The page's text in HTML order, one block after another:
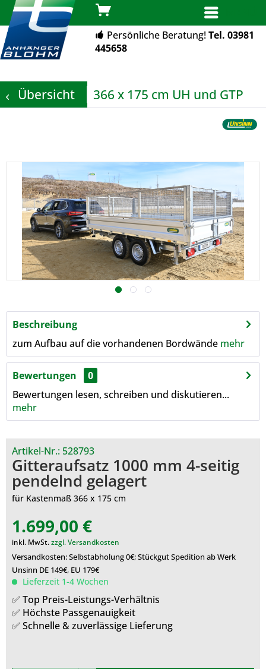
Persönliche Beratung!Tel. 03981
445658
Übersicht 366 x 175 cm UH und GTP
Beschreibung
zum Aufbau auf die vorhandenen Bordwände mehr
Bewertungen
0
Bewertungen lesen, schreiben und diskutieren...
mehr
Artikel-Nr.: 528793
Gitteraufsatz 1000 mm 4-seitig
pendelnd gelagert
für Kastenmaß 366 x 175 cm
1.699,00 €
inkl. MwSt.zzgl. Versandkosten
Versandkosten: Selbstabholung 0€; Stückgut Spedition ab Werk
Unsinn DE 149€, EU 179€
Lieferzeit 1-4 Wochen
✅ Top Preis-Leistungs-Verhältnis
✅ Höchste Passgenauigkeit
✅ Schnelle & zuverlässige Lieferung